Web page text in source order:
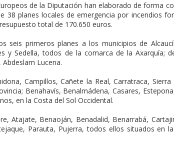
de la Diputación han elaborado de forma
planes locales de emergencia por incendios
total de 170.650 euros.
seis primeros planes a los municipios de
y Sedella, todos de la comarca de la Axarquía;
Lucena.
Campillos, Cañete la Real, Carratraca, Sierra
Benahavís, Benalmádena, Casares,
en la Costa del Sol Occidental.
Atajate, Benaoján, Benadalid, Benarrabá,
Parauta, Pujerra, todos ellos situados en